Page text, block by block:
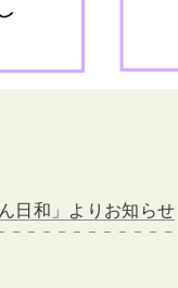
日和」よりお知らせ